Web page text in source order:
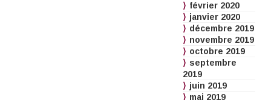
février 2020
janvier 2020
décembre 2019
novembre 2019
octobre 2019
septembre
2019
juin 2019
mai 2019